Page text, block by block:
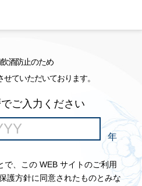
酒防止のため
ていただいております。
ご入力ください
年
で、この WEB サイトのご利用
護方針に同意されたものとみな